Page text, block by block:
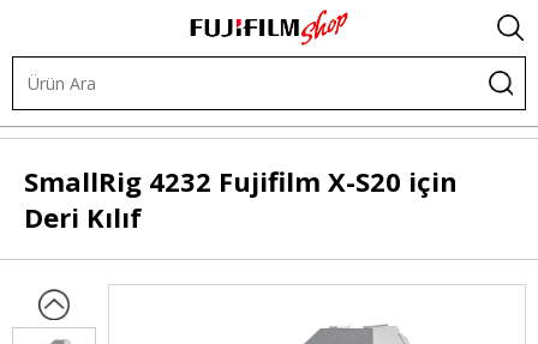
SmallRig 4232 Fujifilm X-S20 için
Deri Kılıf